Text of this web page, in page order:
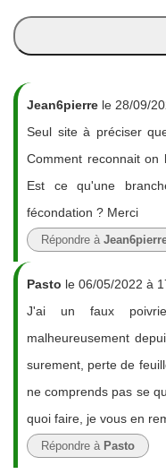
Jean6pierre le 28/09/
Seul site à préciser
Comment reconnait
Est ce qu'une
fécondation ? Merci
Répondre à
Pasto le 06/05/2022 à
J'ai un faux
malheureusement
surement, perte de
ne comprends pas se
quoi faire, je vous en
Répondre à Pasto